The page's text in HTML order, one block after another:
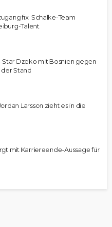
fix: Schalke-Team
Talent
Star Dzeko mit Bosnien gegen
der Stand
Larsson zieht es in die
mit Karriereende-Aussage für